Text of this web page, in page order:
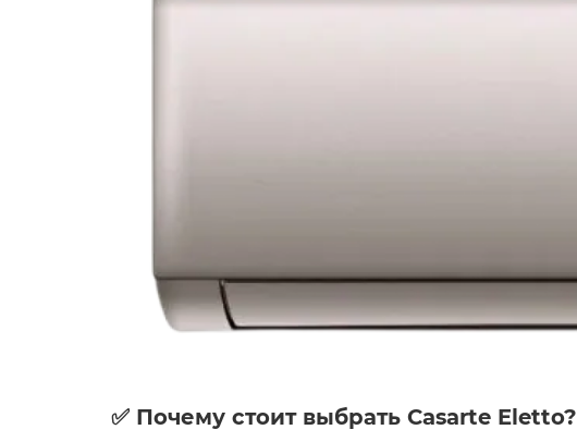
✅ Почему стоит выбрать Casarte Eletto?